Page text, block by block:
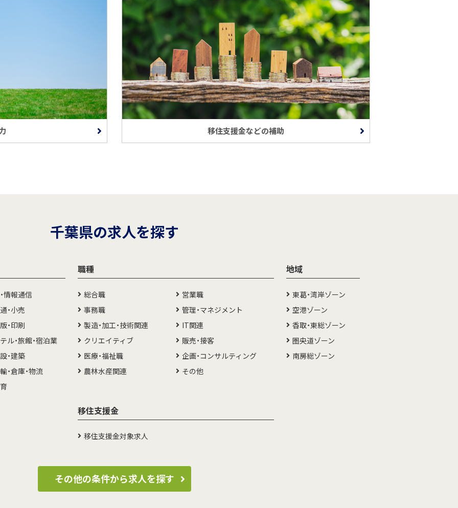
移住支援金などの補助
千葉県の求人を探す
情報通信
・小売
・印刷
ル・旅館・宿泊業
・建築
・倉庫・物流
職種
総合職
営業職
事務職
管理・マネジメント
製造・加工・技術関連
IT関連
クリエイティブ
販売・接客
医療・福祉職
企画・コンサルティング
農林水産関連
その他
移住支援金
移住支援金対象求人
地域
東葛・湾岸ゾーン
空港ゾーン
香取・東総ゾーン
圏央道ゾーン
南房総ゾーン
その他の条件から求人を探す